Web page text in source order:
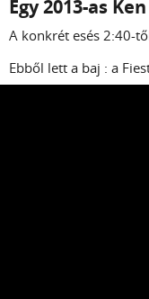
Egy 2013-as
A konkrét esés 2:40-
Ebből lett a baj : a